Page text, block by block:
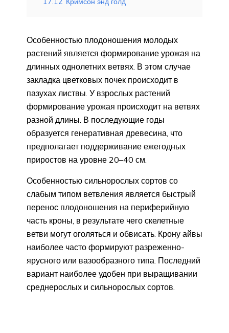
Особенностью плодоношения молодых
растений является формирование урожая на
длинных однолетних ветвях. В этом случае
закладка цветковых почек происходит в
пазухах листвы. У взрослых растений
формирование урожая происходит на ветвях
разной длины. В последующие годы
образуется генеративная древесина, что
предполагает поддерживание ежегодных
приростов на уровне 20–40 см.
Особенностью сильнорослых сортов со
слабым типом ветвления является быстрый
перенос плодоношения на периферийную
часть кроны, в результате чего скелетные
ветви могут оголяться и обвисать. Крону айвы
наиболее часто формируют разреженно-
ярусного или вазообразного типа. Последний
вариант наиболее удобен при выращивании
среднерослых и сильнорослых сортов.